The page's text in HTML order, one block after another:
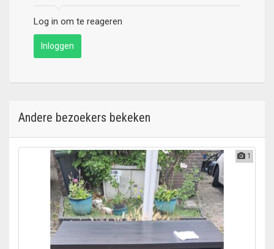
Log in om te reageren
Inloggen
Andere bezoekers bekeken
1